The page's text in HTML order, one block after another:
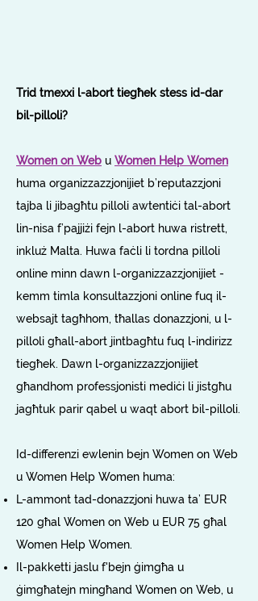
Trid tmexxi l-abort tiegħek stess id-dar
bil-pilloli?
Women on Web u Women Help Women
huma organizzazzjonijiet b’reputazzjoni
tajba li jibagħtu pilloli awtentiċi tal-abort
lin-nisa f’pajjiżi fejn l-abort huwa ristrett,
inkluż Malta. Huwa faċli li tordna pilloli
online minn dawn l-organizzazzjonijiet -
kemm timla konsultazzjoni online fuq il-
websajt tagħhom, tħallas donazzjoni, u l-
pilloli għall-abort jintbagħtu fuq l-indirizz
tiegħek. Dawn l-organizzazzjonijiet
għandhom professjonisti mediċi li jistgħu
jagħtuk parir qabel u waqt abort bil-pilloli.
Id-differenzi ewlenin bejn Women on Web
u Women Help Women huma:
L-ammont tad-donazzjoni huwa ta’ EUR
120 għal Women on Web u EUR 75 għal
Women Help Women.
Il-pakketti jaslu f'bejn ġimgħa u
ġimgħatejn mingħand Women on Web, u